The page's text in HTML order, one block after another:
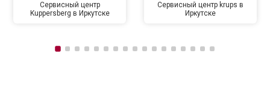
Сервисный центр
Kuppersberg в Иркутске
Сервисный центр krups в
Иркутске